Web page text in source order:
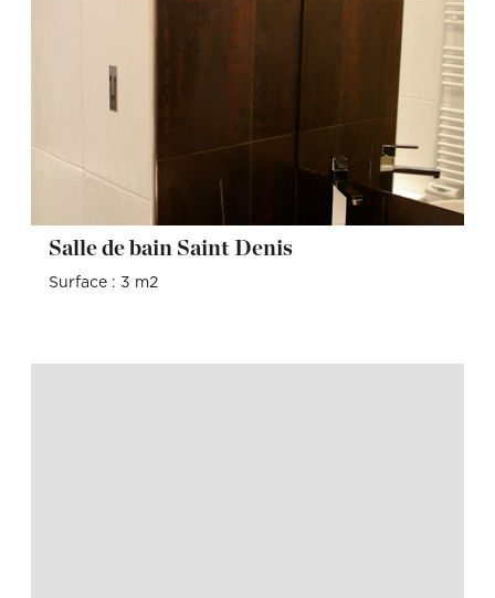
Salle de bain Saint Denis
Surface : 3 m2